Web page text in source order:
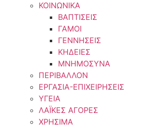
ΚΟΙΝΩΝΙΚΑ
ΒΑΠΤΙΣΕΙΣ
ΓΑΜΟΙ
ΓΕΝΝΗΣΕΙΣ
ΚΗΔΕΙΕΣ
ΜΝΗΜΟΣΥΝΑ
ΠΕΡΙΒΑΛΛΟΝ
ΕΡΓΑΣΙΑ-ΕΠΙΧΕΙΡΗΣΕΙΣ
ΥΓΕΙΑ
ΛΑΪΚΕΣ ΑΓΟΡΕΣ
ΧΡΗΣΙΜΑ